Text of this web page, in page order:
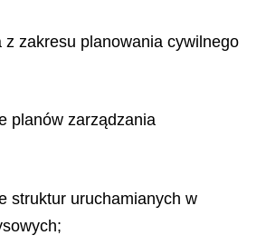
z zakresu planowania cywilnego
planów zarządzania
struktur uruchamianych w